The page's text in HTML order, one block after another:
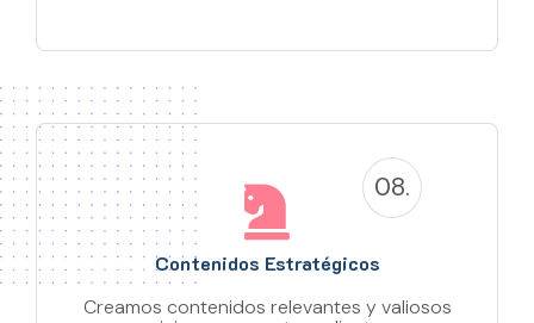
Contenidos Estratégicos
Creamos contenidos relevantes y valiosos
08.